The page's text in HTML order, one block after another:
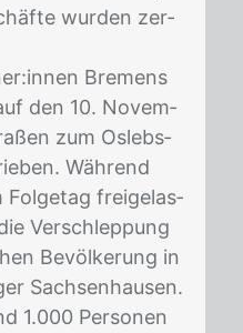
wur­den zer­
Bre­mens
den 10. No­vem­
zum Os­lebs­
Wäh­rend
Fol­ge­tag frei­ge­las­
Ver­schlep­pung
Be­völ­ke­rung in
Sach­sen­hau­sen.
1.000 Per­so­nen